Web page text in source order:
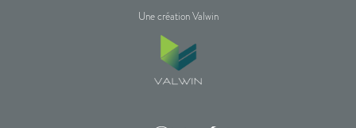
Une création Valwin